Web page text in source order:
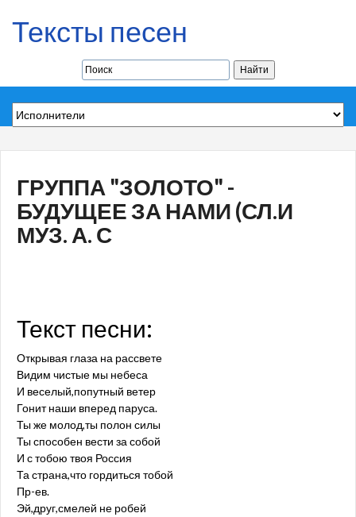
Тексты песен
ГРУППА "ЗОЛОТО" -
БУДУЩЕЕ ЗА НАМИ (СЛ.И
МУЗ. А. С
Текст песни:
Открывая глаза на рассвете
Видим чистые мы небеса
И веселый,попутный ветер
Гонит наши вперед паруса.
Ты же молод,ты полон силы
Ты способен вести за собой
И с тобою твоя Россия
Та страна,что гордиться тобой
Пр-ев.
Эй,друг,смелей не робей